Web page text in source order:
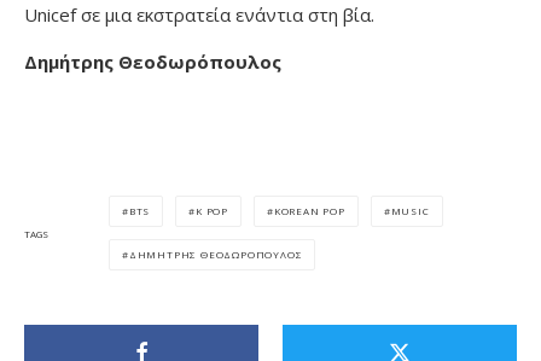
Unicef σε μια εκστρατεία ενάντια στη βία.
Δημήτρης Θεοδωρόπουλος
TAGS
BTS K POP KOREAN POP MUSIC
ΔΗΜΉΤΡΗΣ ΘΕΟΔΩΡΌΠΟΥΛΟΣ